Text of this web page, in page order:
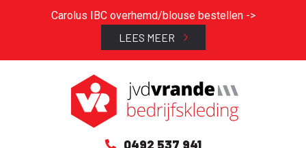
Carolus IBC overhemd/blouse bestellen ->
LEES MEER
0492 537 941